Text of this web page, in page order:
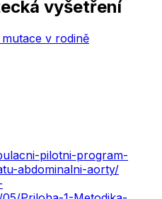
vyšetření
v rodině
pilotni-program-
abdominalni-aorty/